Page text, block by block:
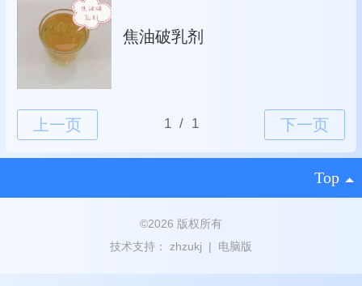
焦油破乳剂
Top
©2026 版权所有
技术支持： zhzukj | 电脑版